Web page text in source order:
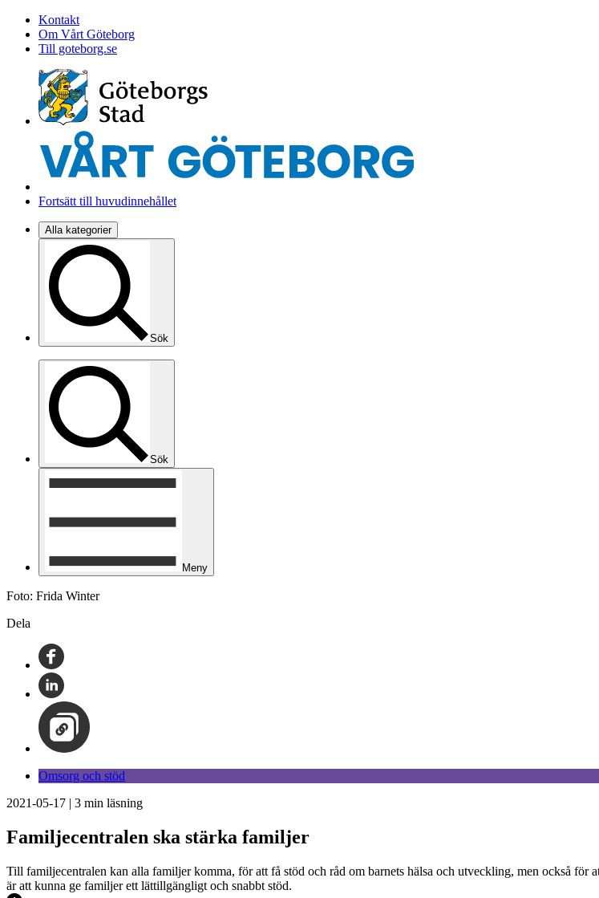
Kontakt
Om Vårt Göteborg
Till goteborg.se
Fortsätt till huvudinnehållet
Alla kategorier
Sök
Sök
Meny
Foto: Frida Winter
Dela
Omsorg och stöd
2021-05-17 | 3 min läsning
Familjecentralen ska stärka familjer
Till familjecentralen kan alla familjer komma, för att få stöd och råd om barnets hälsa och utveckling, men också för
är att kunna ge familjer ett lättillgängligt och snabbt stöd.